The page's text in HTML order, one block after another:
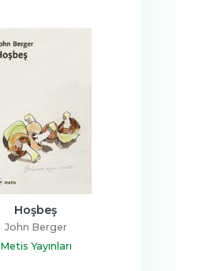
Hoşbeş
John Berger
Metis Yayınları